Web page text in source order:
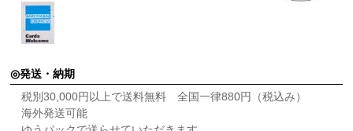
発送・納期
税別30,000円以上で送料無料 全国一律880円（税込み）
海外発送可能